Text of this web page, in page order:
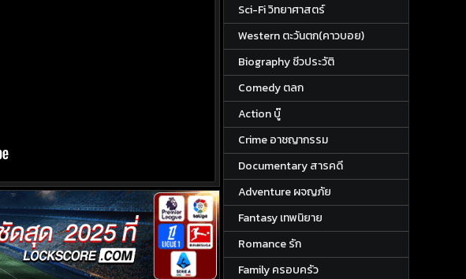
Sci-Fi วิทยาศาสตร์
Western ตะวันตก(คาวบอย)
Biography ชีวประวัติ
Comedy ตลก
Action บู๊
Crime อาชญากรรม
Documentary สารคดี
Adventure ผจญภัย
Fantasy เทพนิยาย
Romance รัก
Family ครอบครัว